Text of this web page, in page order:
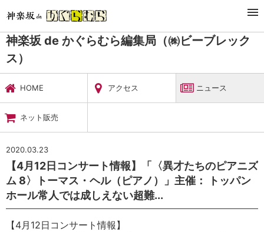
暮らし・娯楽
神楽坂 de かぐらむら編集局（㈱ビーブレックス）
ニュース
神楽坂 de かぐらむら編集局（㈱ビーブレック
ス）
HOME アクセス ニュース
ネット販売
2020.03.23
【4月12日コンサート情報】「〈異才たちのピアニズ
ム 8〉トーマス・ヘル（ピアノ）」主催： トッパン
ホール常人では成しえない超難...
【4月12日コンサート情報】